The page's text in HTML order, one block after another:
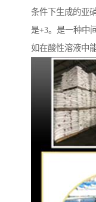
条件下生成的亚
是+3。是一种中
如在酸性溶液中